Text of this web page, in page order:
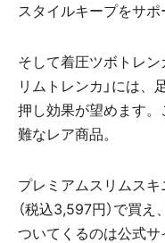
スタイルキープをサポ
そして着圧ツボトレン
リムトレンカ」には
押し効果が望めます
難なレア商品。
プレミアムスリムス
（税込3,597円）で買
ついてくるのは公式サ